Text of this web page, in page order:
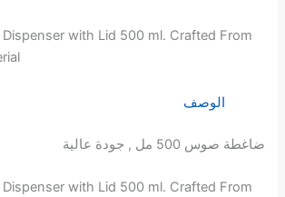
Dispenser with Lid 500 ml. Crafted From
الوصف
ضاغطة صوس 500 مل , جودة عالية
Dispenser with Lid 500 ml. Crafted From